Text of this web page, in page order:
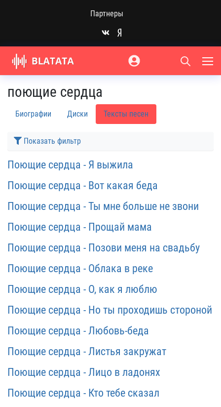
Партнеры
поющие сердца
Биографии Диски Тексты песен
Показать фильтр
Поющие сердца - Я выжила
Поющие сердца - Вот какая беда
Поющие сердца - Ты мне больше не звони
Поющие сердца - Прощай мама
Поющие сердца - Позови меня на свадьбу
Поющие сердца - Облака в реке
Поющие сердца - О, как я люблю
Поющие сердца - Но ты проходишь стороной
Поющие сердца - Любовь-беда
Поющие сердца - Листья закружат
Поющие сердца - Лицо в ладонях
Поющие сердца - Кто тебе сказал